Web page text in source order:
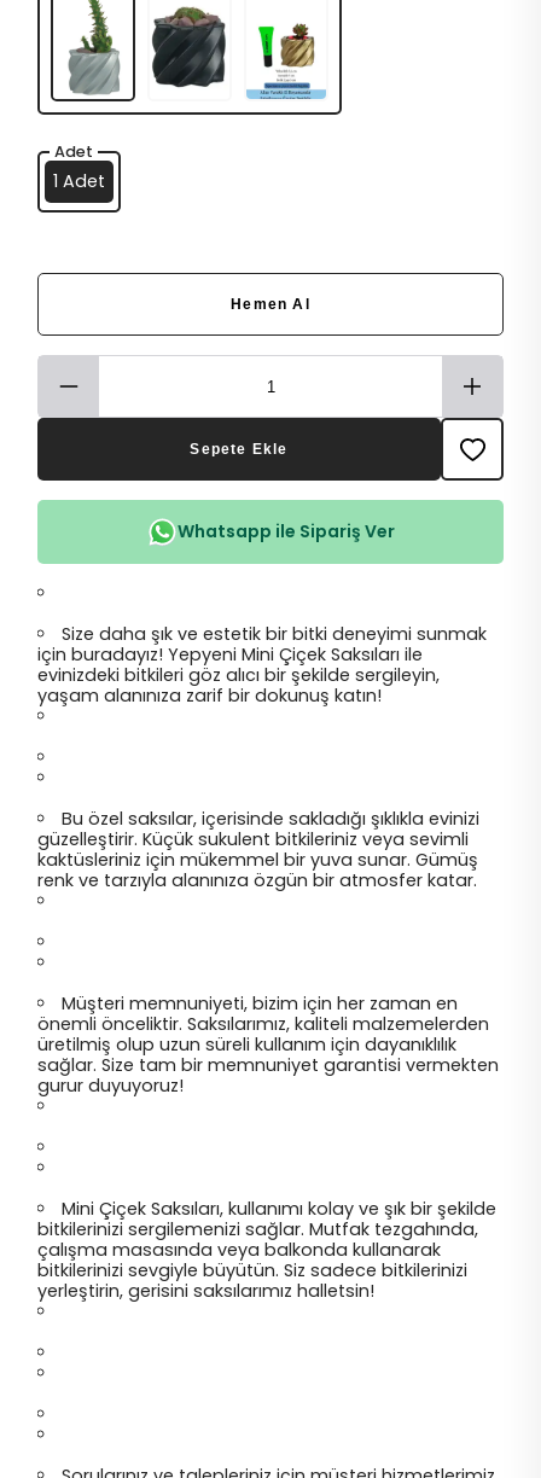
Adet
1 Adet
Hemen Al
Sepete Ekle
Whatsapp ile Sipariş Ver
Size daha şık ve estetik bir bitki deneyimi sunmak
için buradayız! Yepyeni Mini Çiçek Saksıları ile
evinizdeki bitkileri göz alıcı bir şekilde sergileyin,
yaşam alanınıza zarif bir dokunuş katın!
Bu özel saksılar, içerisinde sakladığı şıklıkla evinizi
güzelleştirir. Küçük sukulent bitkileriniz veya sevimli
kaktüsleriniz için mükemmel bir yuva sunar. Gümüş
renk ve tarzıyla alanınıza özgün bir atmosfer katar.
Müşteri memnuniyeti, bizim için her zaman en
önemli önceliktir. Saksılarımız, kaliteli malzemelerden
üretilmiş olup uzun süreli kullanım için dayanıklılık
sağlar. Size tam bir memnuniyet garantisi vermekten
gurur duyuyoruz!
Mini Çiçek Saksıları, kullanımı kolay ve şık bir şekilde
bitkilerinizi sergilemenizi sağlar. Mutfak tezgahında,
çalışma masasında veya balkonda kullanarak
bitkilerinizi sevgiyle büyütün. Siz sadece bitkilerinizi
yerleştirin, gerisini saksılarımız halletsin!